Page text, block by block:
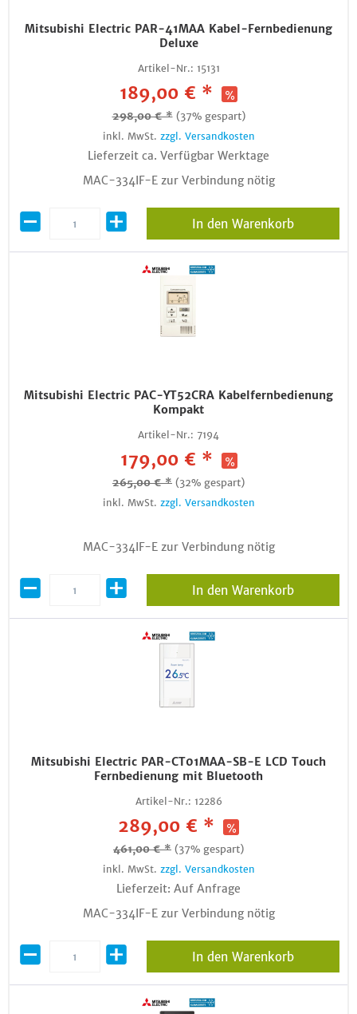
Mitsubishi Electric PAR-41MAA Kabel-Fernbedienung
Deluxe
Artikel-Nr.: 15131
189,00 € *
298,00 € * (37% gespart)
inkl. MwSt. zzgl. Versandkosten
Lieferzeit ca. Verfügbar Werktage
MAC-334IF-E zur Verbindung nötig
In den Warenkorb
Mitsubishi Electric PAC-YT52CRA Kabelfernbedienung
Kompakt
Artikel-Nr.: 7194
179,00 € *
265,00 € * (32% gespart)
inkl. MwSt. zzgl. Versandkosten
MAC-334IF-E zur Verbindung nötig
In den Warenkorb
Mitsubishi Electric PAR-CT01MAA-SB-E LCD Touch
Fernbedienung mit Bluetooth
Artikel-Nr.: 12286
289,00 € *
461,00 € * (37% gespart)
inkl. MwSt. zzgl. Versandkosten
Lieferzeit: Auf Anfrage
MAC-334IF-E zur Verbindung nötig
In den Warenkorb